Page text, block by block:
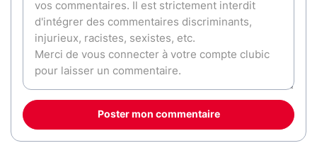
Poster mon commentaire